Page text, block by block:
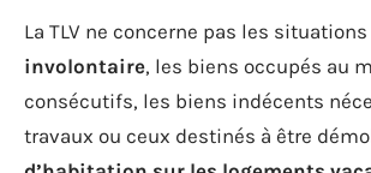
La TLV ne concerne pas les situations
involontaire, les biens occupés au
consécutifs, les biens indécents
travaux ou ceux destinés à être